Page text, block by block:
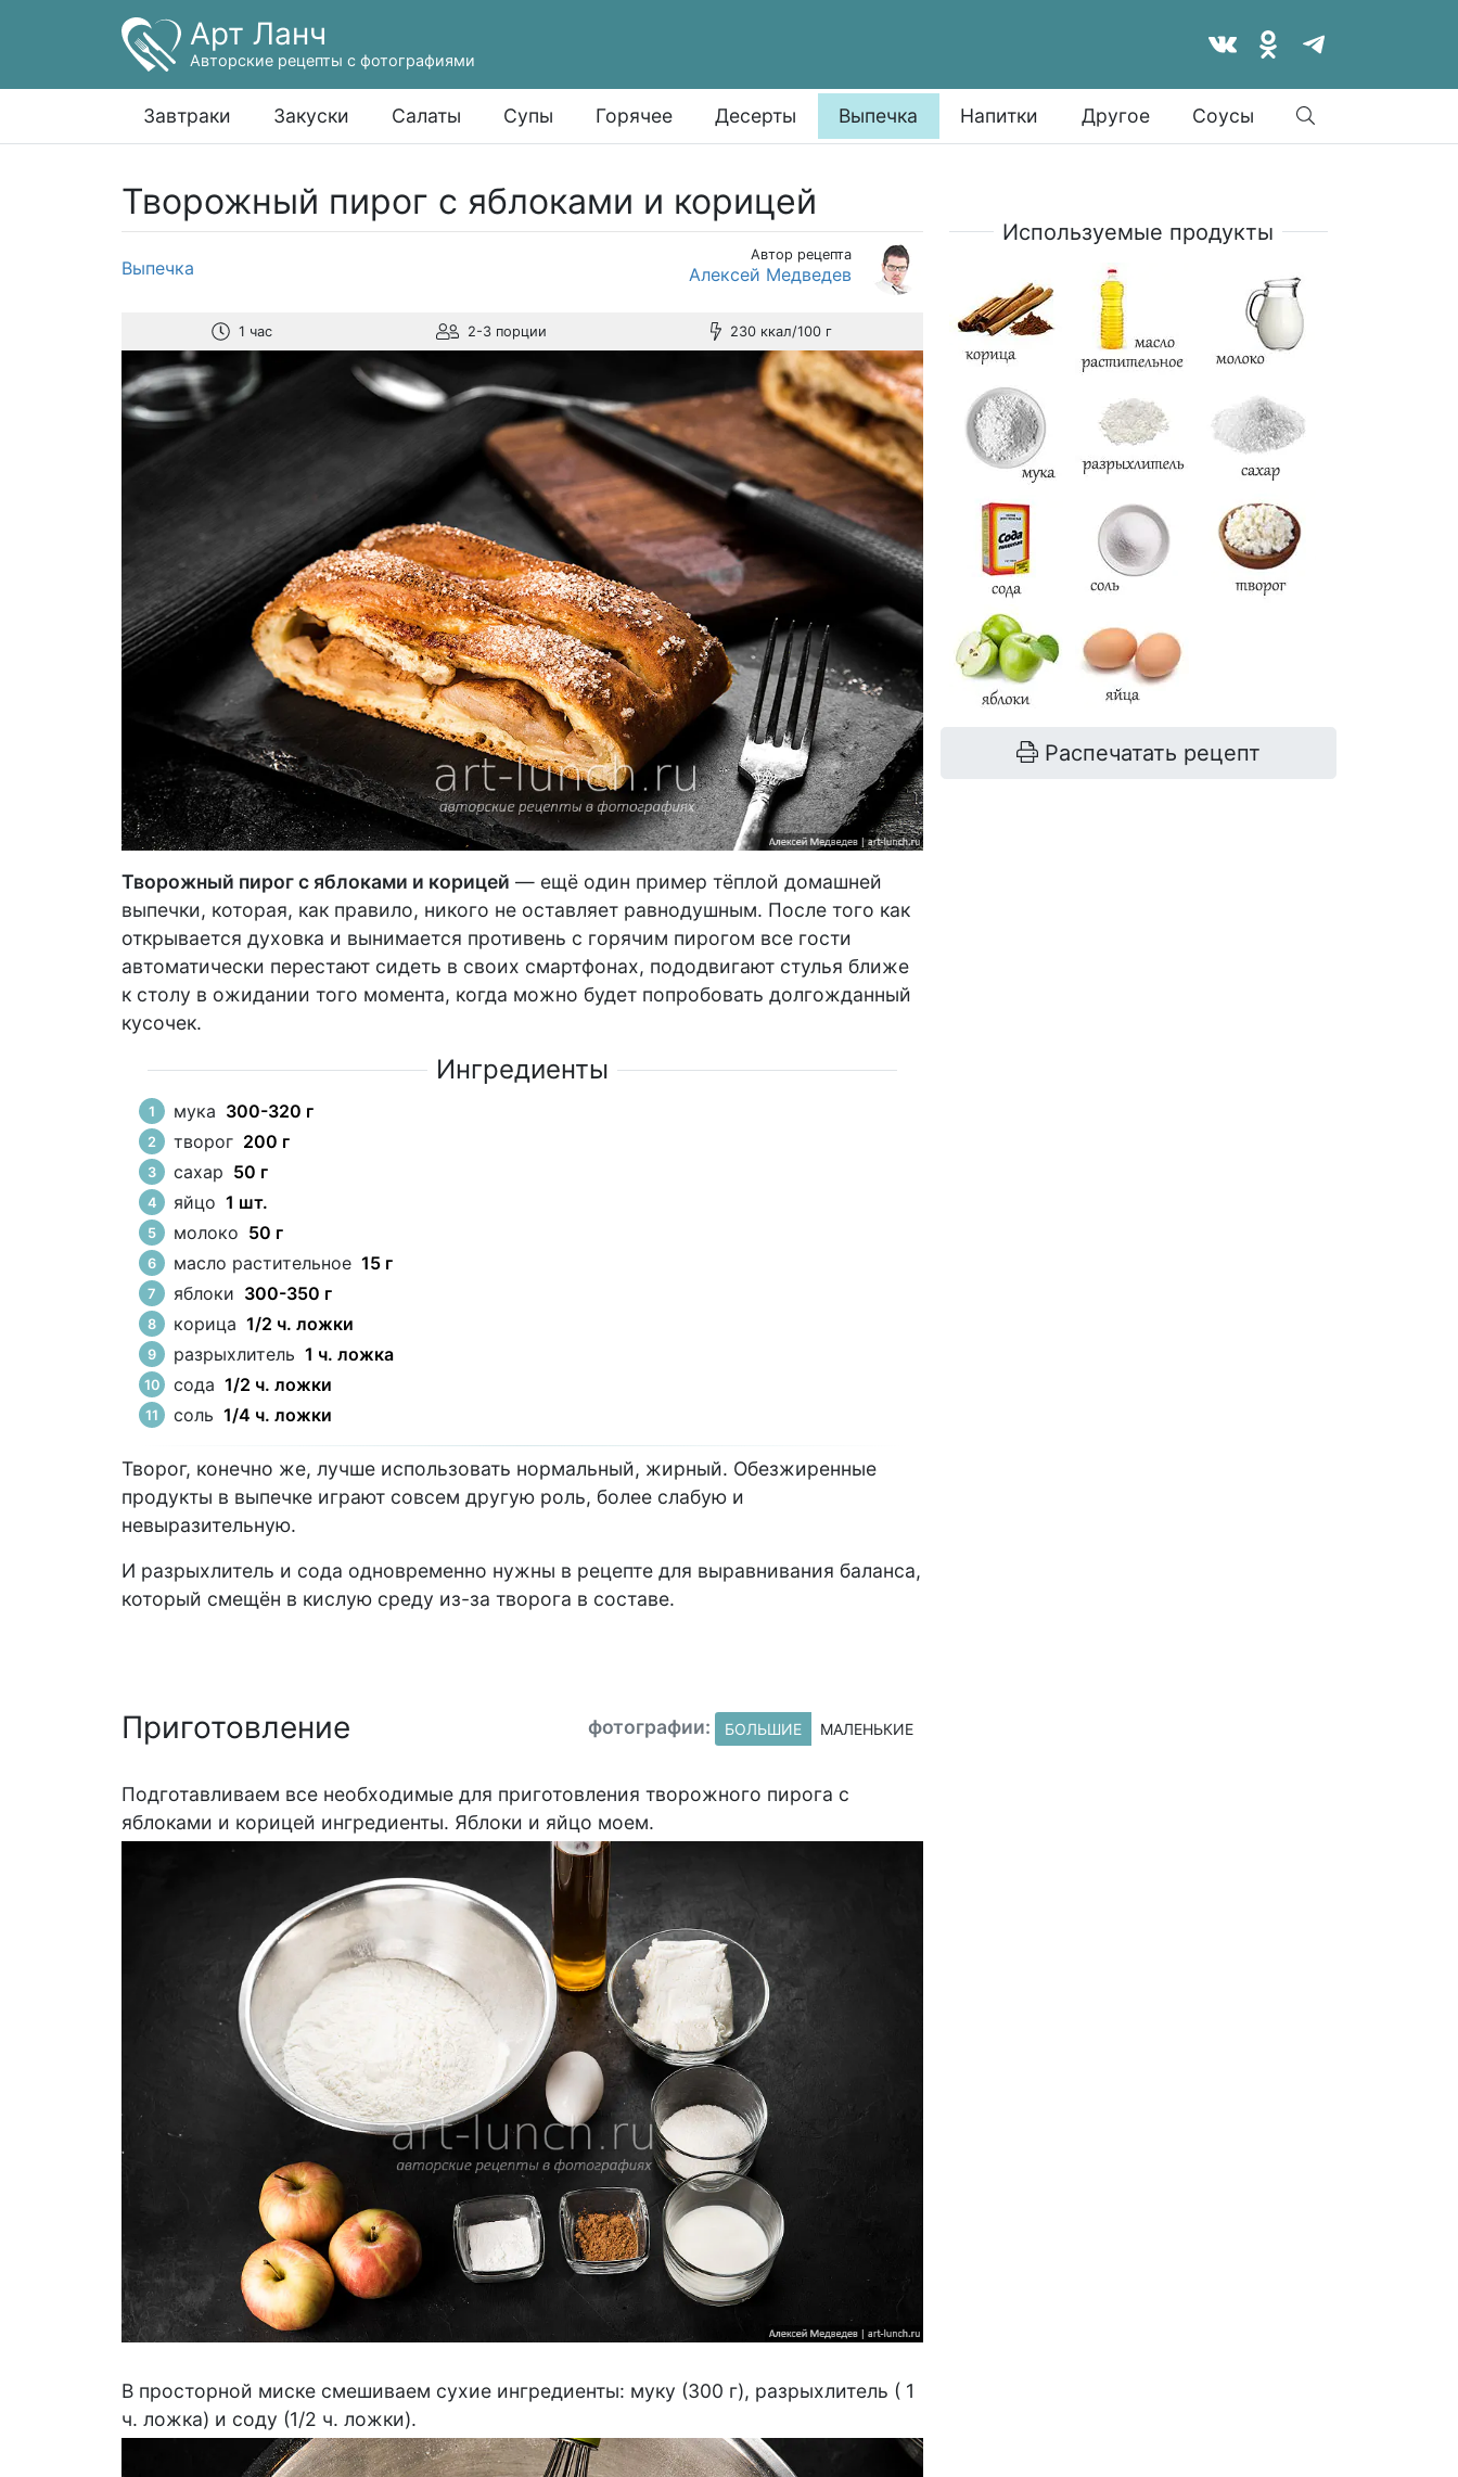
Арт Ланч
Авторские рецепты с фотографиями
Завтраки Закуски Салаты Супы Горячее Десерты Выпечка Напитки Другое Соусы
Найти
Творожный пирог с яблоками и корицей
Выпечка
Автор рецепта
Алексей Медведев
1 час 2-3 порции 230 ккал/100 г
Творожный пирог с яблоками и корицей — ещё один пример тёплой домашней
выпечки, которая, как правило, никого не оставляет равнодушным. После того как
открывается духовка и вынимается противень с горячим пирогом все гости
автоматически перестают сидеть в своих смартфонах, пододвигают стулья ближе
к столу в ожидании того момента, когда можно будет попробовать долгожданный
кусочек.
Ингредиенты
мука 300-320 г
творог 200 г
сахар 50 г
яйцо 1 шт.
молоко 50 г
масло растительное 15 г
яблоки 300-350 г
корица 1/2 ч. ложки
разрыхлитель 1 ч. ложка
сода 1/2 ч. ложки
соль 1/4 ч. ложки
Творог, конечно же, лучше использовать нормальный, жирный. Обезжиренные
продукты в выпечке играют совсем другую роль, более слабую и
невыразительную.
И разрыхлитель и сода одновременно нужны в рецепте для выравнивания баланса,
который смещён в кислую среду из-за творога в составе.
Приготовление фотографии: БОЛЬШИЕ МАЛЕНЬКИЕ
Подготавливаем все необходимые для приготовления творожного пирога с
яблоками и корицей ингредиенты. Яблоки и яйцо моем.
В просторной миске смешиваем сухие ингредиенты: муку (300 г), разрыхлитель ( 1
ч. ложка) и соду (1/2 ч. ложки).
Используемые продукты
Распечатать рецепт